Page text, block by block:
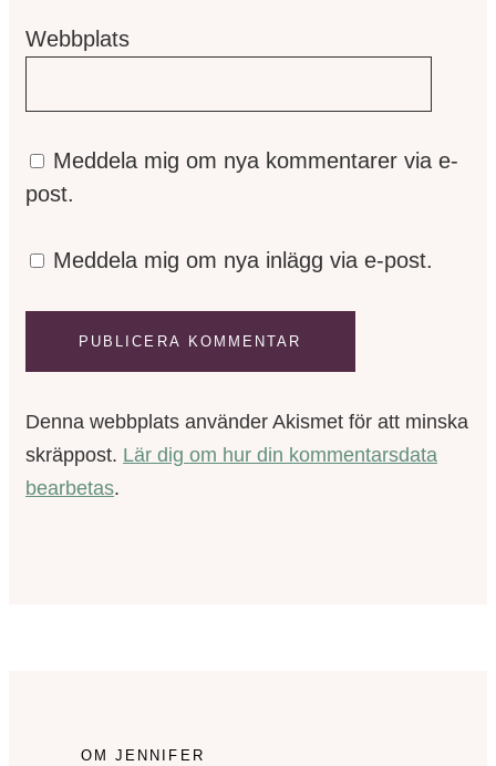
Webbplats
Meddela mig om nya kommentarer via e-
post.
Meddela mig om nya inlägg via e-post.
Denna webbplats använder Akismet för att minska
skräppost. Lär dig om hur din kommentarsdata
bearbetas.
OM JENNIFER